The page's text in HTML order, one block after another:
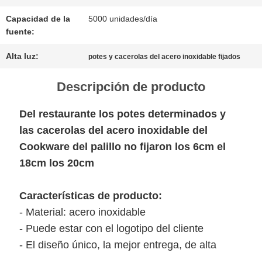
CASOS
DEL
SITIO
POLÍTICA
DE
PRIVACIDAD
Capacidad de la
fuente:
5000 unidades/día
Alta luz: potes y cacerolas del acero inoxidable fijados
Descripción de producto
Del restaurante los potes determinados y
las cacerolas del acero inoxidable del
Cookware del palillo no fijaron los 6cm el
18cm los 20cm
Características de producto:
- Material: acero inoxidable
- Puede estar con el logotipo del cliente
- El diseño único, la mejor entrega, de alta